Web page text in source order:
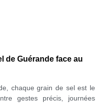
de Guérande face au
chaque grain de sel est le
gestes précis, journées